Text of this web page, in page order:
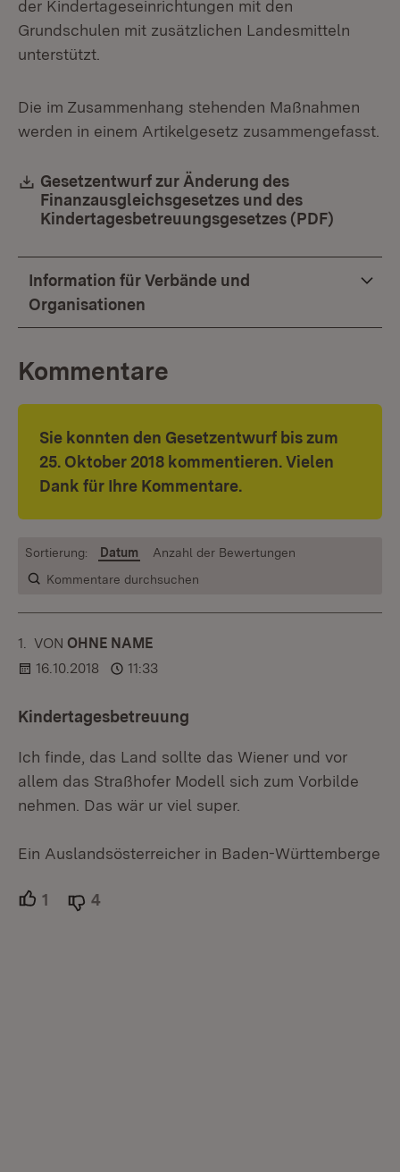
der Kindertageseinrichtungen mit den
Grundschulen mit zusätzlichen Landesmitteln
unterstützt.
Die im Zusammenhang stehenden Maßnahmen
werden in einem Artikelgesetz zusammengefasst.
Download:
Gesetzentwurf zur Änderung des
Finanzausgleichsgesetzes und des
Kindertagesbetreuungsgesetzes (PDF)
Information für Verbände und
Organisationen
Kommentare
Sie konnten den Gesetzentwurf bis zum
25. Oktober 2018 kommentieren. Vielen
Dank für Ihre Kommentare.
Kommentare durchsuchen
Sortierung: Datum Anzahl der Bewertungen
1. KOMMENTAR
VON :OHNE NAME
16.10.2018
11:33
Kindertagesbetreuung
Ich finde, das Land sollte das Wiener und vor
allem das Straßhofer Modell sich zum Vorbilde
nehmen. Das wär ur viel super.
Ein Auslandsösterreicher in Baden-Württemberge
1 Unterstützer.
4